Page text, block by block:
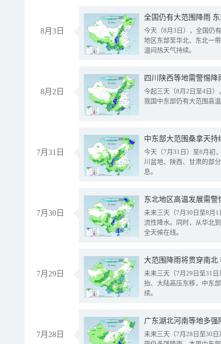
8月3日
全国仍有大范围降雨
今天（8月3日），全国仍
地区东部至华北、东北一
温闷热天气持续。
8月2日
今起三天（8月2日至4日
我国中东部仍有大范围高
7月31日
中东部大范围桑拿天
今天（7月31日）至8月初
川盆地、陕西、甘肃的部
息。
7月30日
东北地区高温发展需
未来三天（7月30日至8月
流性降水。同时，从华北
全天候在线。
7月29日
大范围降雨将贯穿南
未来三天（7月29日至31
抬、大陆高压东移，中东
续。
7月28日
广东湖北河南等地多
未来三天（7月28日至30